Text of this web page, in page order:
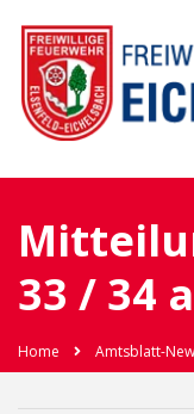
33 / 34
Home Amtsblatt-